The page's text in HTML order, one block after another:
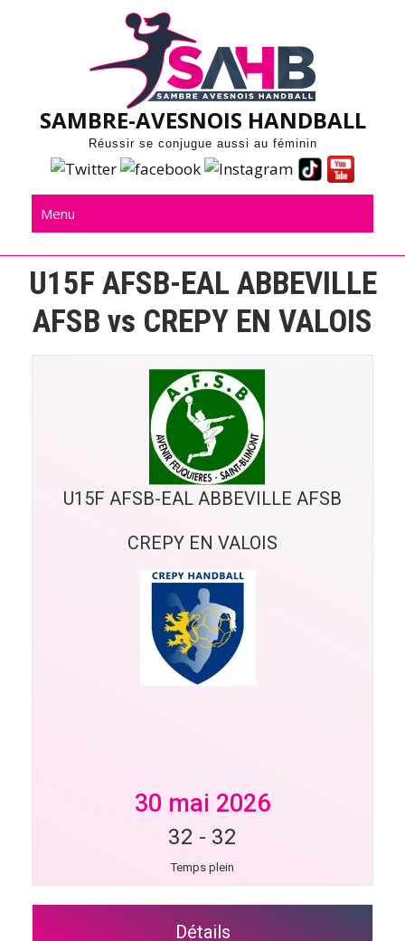
SAMBRE-AVESNOIS HANDBALL
Réussir se conjugue aussi au féminin
Menu
U15F AFSB-EAL ABBEVILLE
AFSB vs CREPY EN VALOIS
U15F AFSB-EAL ABBEVILLE AFSB
CREPY EN VALOIS
30 mai 2026
32 - 32
Temps plein
Détails